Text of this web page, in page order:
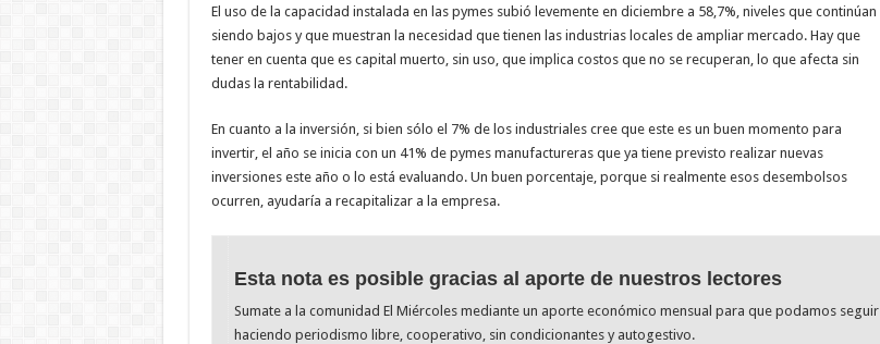
El uso de la capacidad instalada en las pymes subió levemente en diciembre a 58,7%, niveles que continúan
siendo bajos y que muestran la necesidad que tienen las industrias locales de ampliar mercado. Hay que
tener en cuenta que es capital muerto, sin uso, que implica costos que no se recuperan, lo que afecta sin
dudas la rentabilidad.
En cuanto a la inversión, si bien sólo el 7% de los industriales cree que este es un buen momento para
invertir, el año se inicia con un 41% de pymes manufactureras que ya tiene previsto realizar nuevas
inversiones este año o lo está evaluando. Un buen porcentaje, porque si realmente esos desembolsos
ocurren, ayudaría a recapitalizar a la empresa.
Esta nota es posible gracias al aporte de nuestros lectores
Sumate a la comunidad El Miércoles mediante un aporte económico mensual para que podamos seguir
haciendo periodismo libre, cooperativo, sin condicionantes y autogestivo.